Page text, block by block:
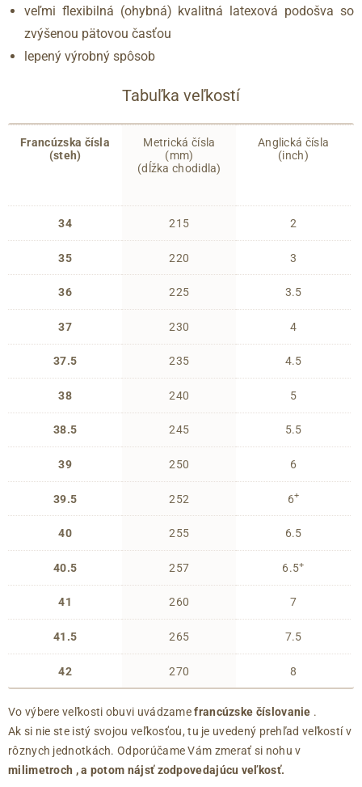
veľmi flexibilná (ohybná) kvalitná latexová podošva so
zvýšenou pätovou časťou
lepený výrobný spôsob
Tabuľka veľkostí
Francúzska čísla
(steh)
34
35
36
37
37.5
38
38.5
39
39.5
40
40.5
41
41.5
42
Metrická čísla
(mm)
(dĺžka chodidla)
215
220
225
230
235
240
245
250
252
255
257
260
265
270
Anglická čísla
(inch)
2
3
3.5
4
4.5
5
5.5
6
6+
6.5
6.5+
7
7.5
8
Vo výbere veľkosti obuvi uvádzamefrancúzske číslovanie .
Ak si nie ste istý svojou veľkosťou, tu je uvedený prehľad veľkostí v
rôznych jednotkách. Odporúčame Vám zmerať si nohu v
milimetroch , a potom nájsť zodpovedajúcu veľkosť.